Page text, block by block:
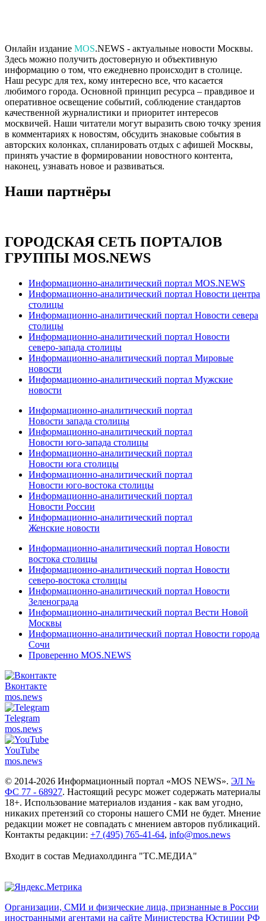
Онлайн издание MOS.NEWS - актуальные новости Москвы.
Здесь можно получить достоверную и объективную
информацию о том, что ежедневно происходит в столице.
Наш ресурс для тех, кому интересно все, что касается
любимого города. Основной принцип ресурса – правдивое и
оперативное освещение событий, соблюдение стандартов
качественной журналистики и приоритет интересов
москвичей. Наши читатели могут выразить свою точку зрения
в комментариях к новостям, обсудить знаковые события в
авторских колонках, спланировать отдых с афишей Москвы,
принять участие в формировании новостного контента,
наконец, узнавать новое и развиваться.
Наши партнёры
ГОРОДСКАЯ СЕТЬ ПОРТАЛОВ
ГРУППЫ MOS.NEWS
Информационно-аналитический портал MOS.NEWS
Информационно-аналитический портал Новости центра
столицы
Информационно-аналитический портал Новости севера
столицы
Информационно-аналитический портал Новости
северо-запада столицы
Информационно-аналитический портал Мировые
новости
Информационно-аналитический портал Мужские
новости
Информационно-аналитический портал
Новости запада столицы
Информационно-аналитический портал
Новости юго-запада столицы
Информационно-аналитический портал
Новости юга столицы
Информационно-аналитический портал
Новости юго-востока столицы
Информационно-аналитический портал
Новости России
Информационно-аналитический портал
Женские новости
Информационно-аналитический портал Новости
востока столицы
Информационно-аналитический портал Новости
северо-востока столицы
Информационно-аналитический портал Новости
Зеленограда
Информационно-аналитический портал Вести Новой
Москвы
Информационно-аналитический портал Новости города
Сочи
Проверенно MOS.NEWS
Вконтакте
mos.news
Telegram
mos.news
YouTube
mos.news
© 2014-2026 Информационный портал «MOS NEWS». ЭЛ №
ФС 77 - 68927. Настоящий ресурс может содержать материалы
18+. Использование материалов издания - как вам угодно,
никаких претензий со стороны нашего СМИ не будет. Мнение
редакции может не совпадать с мнением авторов публикаций.
Контакты редакции: +7 (495) 765-41-64, info@mos.news
Входит в состав Медиахолдинга "ТС.МЕДИА"
Организации, СМИ и физические лица, признанные в России
иностранными агентами на сайте Министерства Юстиции РФ